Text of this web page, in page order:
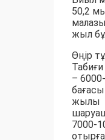
50,2
жыл
Өңір
–
жылы
7000-